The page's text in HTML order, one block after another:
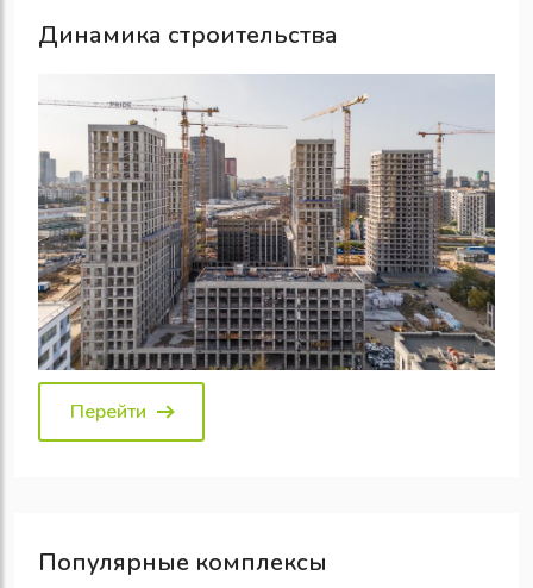
Динамика строительства
Перейти
Популярные комплексы